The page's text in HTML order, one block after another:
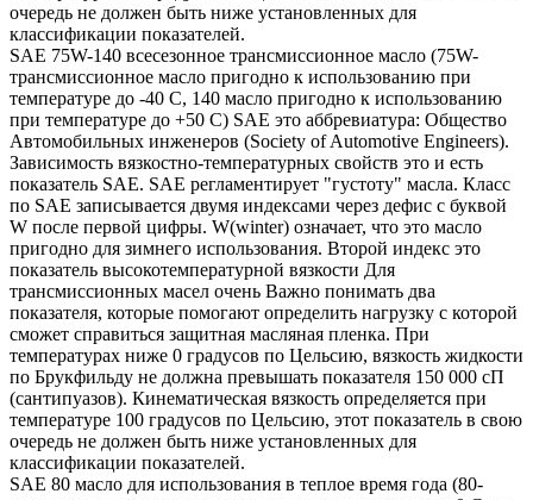
очередь не должен быть ниже установленных для
классификации показателей.
SAE 75W-140 всесезонное трансмиссионное масло (75W-
трансмиссионное масло пригодно к использованию при
температуре до -40 С, 140 масло пригодно к использованию
при температуре до +50 С) SAE это аббревиатура: Общество
Автомобильных инженеров (Society of Automotive Engineers).
Зависимость вязкостно-температурных свойств это и есть
показатель SAE. SAE регламентирует "густоту" масла. Класс
по SAE записывается двумя индексами через дефис с буквой
W после первой цифры. W(winter) означает, что это масло
пригодно для зимнего использования. Второй индекс это
показатель высокотемпературной вязкости Для
трансмиссионных масел очень Важно понимать два
показателя, которые помогают определить нагрузку с которой
сможет справиться защитная масляная пленка. При
температурах ниже 0 градусов по Цельсию, вязкость жидкости
по Брукфильду не должна превышать показателя 150 000 сП
(сантипуазов). Кинематическая вязкость определяется при
температуре 100 градусов по Цельсию, этот показатель в свою
очередь не должен быть ниже установленных для
классификации показателей.
SAE 80 масло для использования в теплое время года (80-